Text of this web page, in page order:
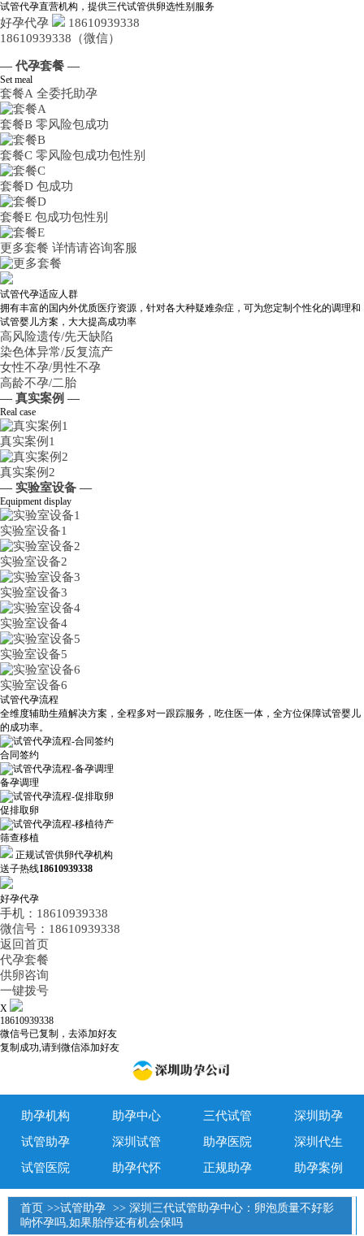
试管代孕直营机构，提供三代试管供卵选性别服务
好孕代孕
18610939338
18610939338（微信）
— 代孕套餐 —
Set meal
套餐A 全委托助孕
套餐B 零风险包成功
套餐C 零风险包成功包性别
套餐D 包成功
套餐E 包成功包性别
更多套餐 详情请咨询客服
试管代孕适应人群
拥有丰富的国内外优质医疗资源，针对各大种疑难杂症，可为您定制个性化的调理和
试管婴儿方案，大大提高成功率
高风险遗传/先天缺陷
染色体异常/反复流产
女性不孕/男性不孕
高龄不孕/二胎
— 真实案例 —
Real case
真实案例1
真实案例2
— 实验室设备 —
Equipment display
实验室设备1
实验室设备2
实验室设备3
实验室设备4
实验室设备5
实验室设备6
试管代孕流程
全维度辅助生殖解决方案，全程多对一跟踪服务，吃住医一体，全方位保障试管婴儿
的成功率。
合同签约
备孕调理
促排取卵
筛查移植
正规试管供卵代孕机构
送子热线18610939338
好孕代孕
手机：18610939338
微信号：18610939338
返回首页
代孕套餐
供卵咨询
一键拨号
X
18610939338
微信号已复制，去添加好友
复制成功,请到微信添加好友
助孕机构 助孕中心 三代试管
深圳助孕
试管助孕
深圳试管 助孕医院
深圳代生
试管医院
助孕代怀 正规助孕 助孕案例
首页 >>试管助孕
>> 深圳三代试管助孕中心：卵泡质量不好影
响怀孕吗,如果胎停还有机会保吗